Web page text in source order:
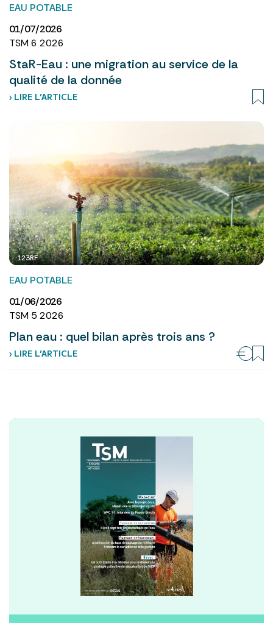
EAU POTABLE
01/07/2026
TSM 6 2026
StaR-Eau : une migration au service de la
qualité de la donnée
› LIRE L’ARTICLE
123RF
EAU POTABLE
01/06/2026
TSM 5 2026
Plan eau : quel bilan après trois ans ?
› LIRE L’ARTICLE